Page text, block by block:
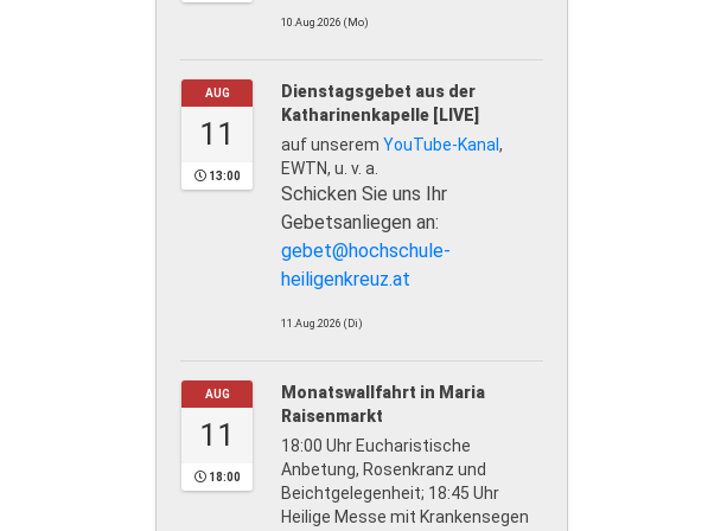
10.Aug.2026 (Mo)
AUG
11
13:00
Dienstagsgebet aus der
Katharinenkapelle [LIVE]
auf unserem YouTube-Kanal ,
EWTN, u. v. a.
Schicken Sie uns Ihr
Gebetsanliegen an:
gebet@hochschule-
heiligenkreuz.at
11.Aug.2026 (Di)
AUG
11
18:00
Monatswallfahrt in Maria
Raisenmarkt
18:00 Uhr Eucharistische
Anbetung, Rosenkranz und
Beichtgelegenheit; 18:45 Uhr
Heilige Messe mit Krankensegen